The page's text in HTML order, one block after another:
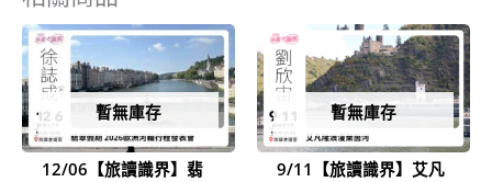
暫無庫存
12/06【旅讀識界】翡
暫無庫存
9/11【旅讀識界】艾凡